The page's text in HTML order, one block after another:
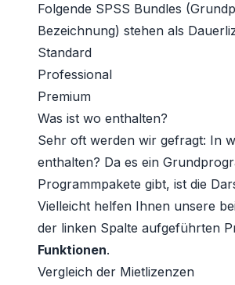
Folgende SPSS Bundles
Bezeichnung) stehen als
Standard
Professional
Premium
Was ist wo enthalten?
Sehr oft werden wir gefragt: In
enthalten? Da es ein
Programmpakete gibt, ist die
Vielleicht helfen Ihnen unsere
der linken Spalte aufgeführten
Funktionen.
Vergleich der Mietlizenzen